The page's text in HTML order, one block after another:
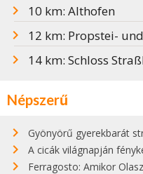
10 km: Althofen
12 km: Propstei- und
14 km: Schloss
Népszerű
Gyönyörű gyerekbarát strandok
A cicák világnapján
Ferragosto: Amikor